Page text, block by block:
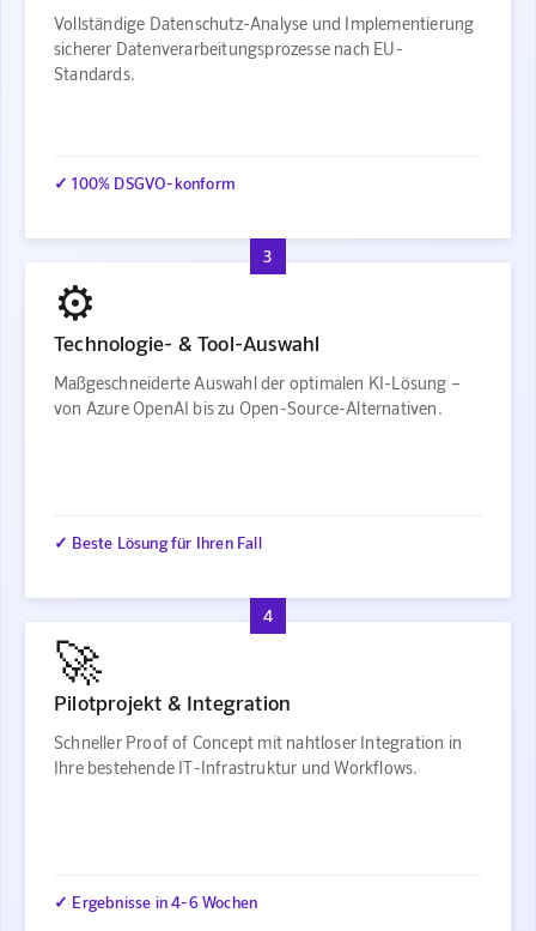
Vollständige Datenschutz-Analyse und Implementierung
sicherer Datenverarbeitungsprozesse nach EU-
Standards.
✓ 100% DSGVO-konform
3
⚙️
Technologie- & Tool-Auswahl
Maßgeschneiderte Auswahl der optimalen KI-Lösung –
von Azure OpenAI bis zu Open-Source-Alternativen.
✓ Beste Lösung für Ihren Fall
4
🚀
Pilotprojekt & Integration
Schneller Proof of Concept mit nahtloser Integration in
Ihre bestehende IT-Infrastruktur und Workflows.
✓ Ergebnisse in 4-6 Wochen